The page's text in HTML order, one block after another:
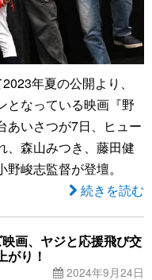
年夏の公開より、
となっている映画『野
あいさつが7日、ヒュー
、森山みつき、藤田健
峻志監督が登壇。
続きを読む
画、ヤジと応援飛び交
がり！
2024年9月24日